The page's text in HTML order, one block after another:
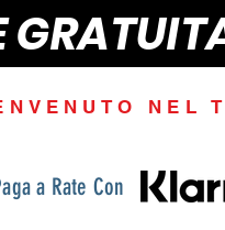
NEL
a Rate Con